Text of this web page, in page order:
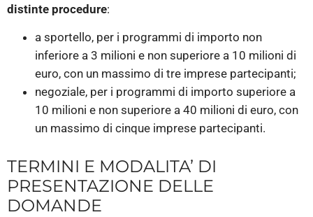
distinte procedure:
a sportello, per i programmi di importo non
inferiore a 3 milioni e non superiore a 10 milioni di
euro, con un massimo di tre imprese partecipanti;
negoziale, per i programmi di importo superiore a
10 milioni e non superiore a 40 milioni di euro, con
un massimo di cinque imprese partecipanti.
TERMINI E MODALITA’ DI
PRESENTAZIONE DELLE
DOMANDE